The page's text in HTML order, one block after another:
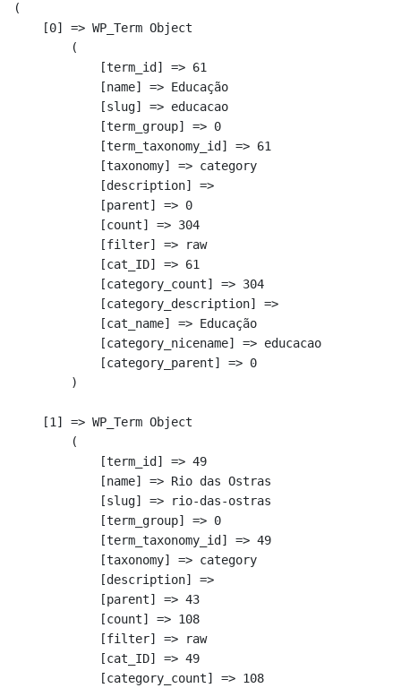
(
    [0] => WP_Term Object
        (
            [term_id] => 61
            [name] => Educação
            [slug] => educacao
            [term_group] => 0
            [term_taxonomy_id] => 61
            [taxonomy] => category
            [description] =>
            [parent] => 0
            [count] => 304
            [filter] => raw
            [cat_ID] => 61
            [category_count] => 304
            [category_description] =>
            [cat_name] => Educação
            [category_nicename] => educacao
            [category_parent] => 0
        )
    [1] => WP_Term Object
        (
            [term_id] => 49
            [name] => Rio das Ostras
            [slug] => rio-das-ostras
            [term_group] => 0
            [term_taxonomy_id] => 49
            [taxonomy] => category
            [description] =>
            [parent] => 43
            [count] => 108
            [filter] => raw
            [cat_ID] => 49
            [category_count] => 108